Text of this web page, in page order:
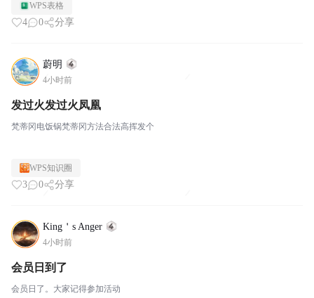
WPS表格
4 0 分享
蔚明
4小时前
发过火发过火凤凰
梵蒂冈电饭锅梵蒂冈方法合法高挥发个
WPS知识圈
3 0 分享
King＇s Anger
4小时前
会员日到了
会员日了。大家记得参加活动